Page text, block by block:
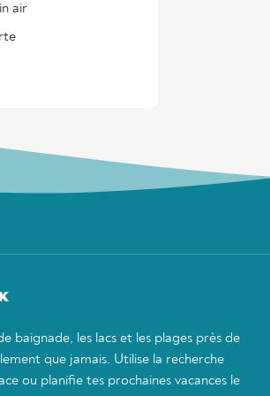
air
baignade, les lacs et les plages près de
que jamais. Utilise la recherche
ou planifie tes prochaines vacances le